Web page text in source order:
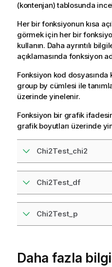
(kontenjan) tablosunda
Her bir fonksiyonun kısa
görmek için her bir
kullanın. Daha ayrıntılı
açıklamasında fonksiyon
Fonksiyon kod dosyasında
group by cümlesi ile
üzerinde yinelenir.
Fonksiyon bir grafik
grafik boyutları üzerinde
Chi2Test_chi2
Chi2Test_df
Chi2Test_p
Daha fazla bilgi